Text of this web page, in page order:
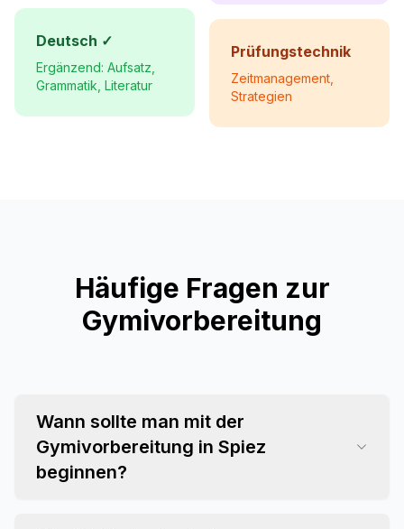
Deutsch ✓
Ergänzend: Aufsatz,
Grammatik, Literatur
Prüfungstechnik
Zeitmanagement,
Strategien
Häufige Fragen zur
Gymivorbereitung
Wann sollte man mit der
Gymivorbereitung in Spiez
beginnen?